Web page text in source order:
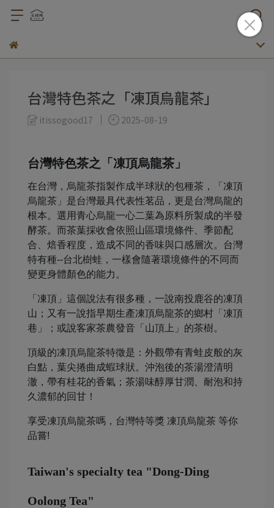
台灣特色茶之「凍頂烏龍茶」
itissogood17 2025-08-19
台灣特色茶之「凍頂烏龍茶」
在台灣，烏龍茶指製作成半球狀的包種茶，「凍頂
烏龍茶」是台灣最具代表性茗品，更是台灣烏龍的
根本。選用青心烏龍一心二葉為原料所製成的半發
酵茶。而茶葉採收會依照山區環境條件、季節配
合、焙香程度，造成不同的香味與口感層次。台灣
特有種--台北樹蛙，一樣會隨著環境條件的不同而
變更身體顏色的能力。
「凍頂」這個說法有很多種，一說南投鹿谷的凍頂
山；又有一說指早期生產凍頂烏龍茶的鄉村「凍頂
巷」；或說客家茶農發音「山頂上」的茶樹。
頂級的凍頂烏龍茶特徵是：外觀帶有青蛙皮般的灰
白點，葉尖捲曲成蝦球狀。沖泡後的茶湯澄清明
澈，帶有桂花的香氣；茶湯味醇厚甘潤、耐泡和持
久濃郁的回甘！
享受凍頂烏龍茶嗎，台灣特等獎 凍頂烏龍茶 等你
品嘗!
Taiwan's specialty tea "Dong-Ding
Oolong Tea"